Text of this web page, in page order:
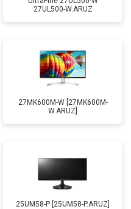
27UL500-W.ARUZ
27MK600M-W [27MK600M-
W.ARUZ]
25UM58-P [25UM58-P.ARUZ]